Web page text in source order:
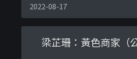
#smartWhatsApp查詢: +852
關證明貼文：
https://www.facebook.com/
/a.407405399785 ...
2022-08-17
梁芷珊：黃色商家（